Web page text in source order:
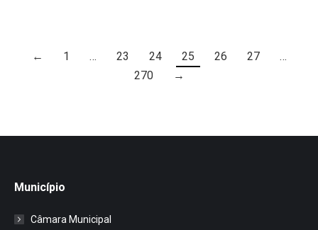
← 1 … 23 24 25 26 27
…
270
→
Município
Câmara Municipal